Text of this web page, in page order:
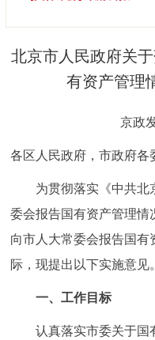
决策公开
便民服务
中介服务
政民互动
参与调查
北京市人民政府关
有资产管理
京政
各区人民政府，市政府各
为贯彻落实《中共北
委会报告国有资产管理情
向市人大常委会报告国
际，现提出以下实施意见。
一、工作目标
认真落实市委关于国